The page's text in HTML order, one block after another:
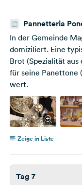
Pannetteria
In der Gemeinde
domiziliert. Eine
Brot (Spezialität
für seine Panettone
wert.
Zeige in Liste
Tag 7